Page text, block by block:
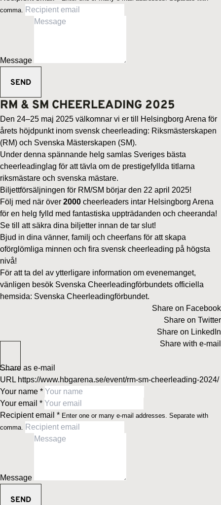
comma.
Message
RM & SM CHEERLEADING 2025
Den 24–25 maj 2025 välkomnar vi er till Helsingborg Arena för
årets höjdpunkt inom svensk cheerleading: Riksmästerskapen
(RM) och Svenska Mästerskapen (SM).
Under denna spännande helg samlas Sveriges bästa
cheerleadinglag för att tävla om de prestigefyllda titlarna
riksmästare och svenska mästare.
Biljettförsäljningen för RM/SM börjar den 22 april 2025!
Följ med när över 2000 cheerleaders intar Helsingborg Arena
för en helg fylld med fantastiska uppträdanden och cheeranda!
Se till att säkra dina biljetter innan de tar slut!
Bjud in dina vänner, familj och cheerfans för att skapa
oförglömliga minnen och fira svensk cheerleading på högsta
nivå!
För att ta del av ytterligare information om evenemanget,
vänligen besök Svenska Cheerleadingförbundets officiella
hemsida: Svenska Cheerleadingförbundet.
Share on Facebook
Share on Twitter
Share on LinkedIn
Share with e-mail
Share as e-mail
URL https://www.hbgarena.se/event/rm-sm-cheerleading-2024/
Your name *
Your email *
Recipient email * Enter one or many e-mail addresses. Separate with
comma.
Message